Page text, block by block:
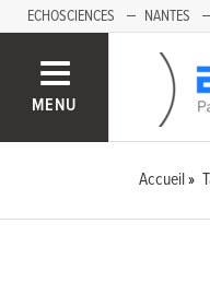
ECHOSCIENCES NANTES
MENU
Accueil